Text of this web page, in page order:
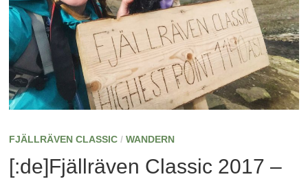
FJÄLLRÄVEN CLASSIC/ WANDERN
[:de]Fjällräven Classic 2017 –